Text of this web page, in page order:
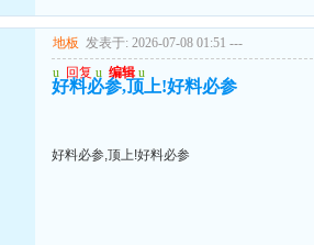
地板 发表于: 2026-07-08 01:51 ---
u 回复 u 编辑 u
好料必参,顶上!好料必参
好料必参,顶上!好料必参